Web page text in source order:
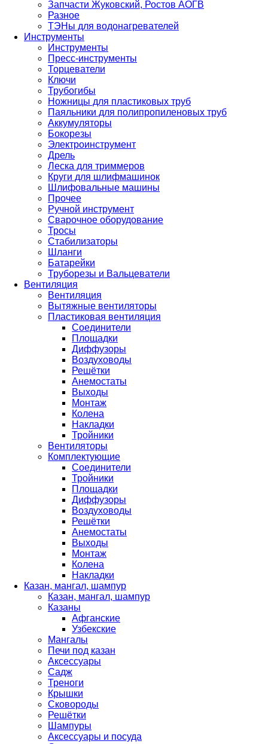
Запчасти Жуковский, Ростов АОГВ
Разное
ТЭНы для водонагревателей
Инструменты
Инструменты
Пресс-инструменты
Торцеватели
Ключи
Трубогибы
Ножницы для пластиковых труб
Паяльники для полипропиленовых труб
Аккумуляторы
Бокорезы
Электроинструмент
Дрель
Леска для триммеров
Круги для шлифмашинок
Шлифовальные машины
Прочее
Ручной инструмент
Сварочное оборудование
Тросы
Стабилизаторы
Шланги
Батарейки
Труборезы и Вальцеватели
Вентиляция
Вентиляция
Вытяжные вентиляторы
Пластиковая вентиляция
Соединители
Площадки
Диффузоры
Воздуховоды
Решётки
Анемостаты
Выходы
Монтаж
Колена
Накладки
Тройники
Вентиляторы
Комплектующие
Соединители
Тройники
Площадки
Диффузоры
Воздуховоды
Решётки
Анемостаты
Выходы
Монтаж
Колена
Накладки
Казан, мангал, шампур
Казан, мангал, шампур
Казаны
Афганские
Узбекские
Мангалы
Печи под казан
Аксессуары
Садж
Треноги
Крышки
Сковороды
Решётки
Шампуры
Аксессуары и посуда